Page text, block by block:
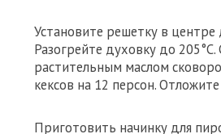
Установите решетку в центре
Разогрейте духовку до
растительным маслом
кексов на 12 персон.
Приготовить начинку для